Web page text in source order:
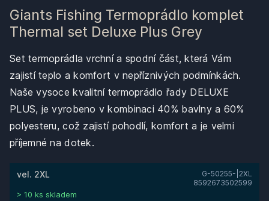
Giants Fishing Termoprádlo komplet
Thermal set Deluxe Plus Grey
Set termoprádla vrchní a spodní část, která Vám
zajistí teplo a komfort v nepříznivých podmínkách.
Naše vysoce kvalitní termoprádlo řady DELUXE
PLUS, je vyrobeno v kombinaci 40% bavlny a 60%
polyesteru, což zajistí pohodlí, komfort a je velmi
příjemné na dotek.
vel. 2XL
G-50255-|2XL
8592673502599
> 10 ks skladem